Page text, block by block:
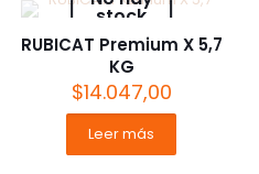
stock
RUBICAT Premium X 5,7
KG
$14.047,00
Leer más